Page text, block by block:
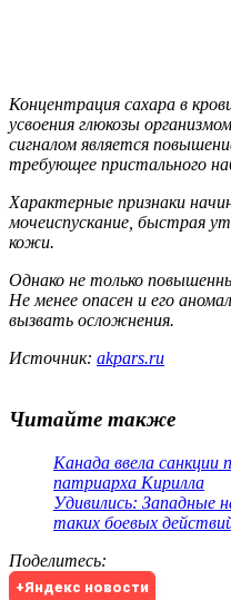
Концентрация сахара в
усвоения глюкозы
сигналом является
требующее пристального
Характерные признаки
мочеиспускание, быстрая
кожи.
Однако не только
Не менее опасен и его
вызвать осложнения.
Источник: akpars.ru
Читайте также
Канада ввела
патриарха Кирилла
Удивились: Западные
таких боевых
Поделитесь:
+Яндекс новости